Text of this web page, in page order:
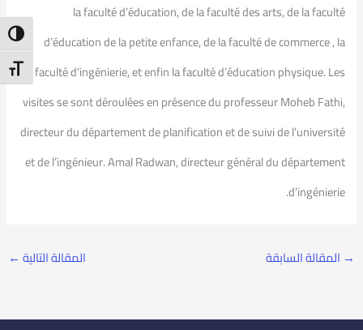
la faculté d’éducation, de la faculté des arts, de la faculté
d’éducation de la petite enfance, de la faculté de commerce , la
faculté d’ingénierie, et enfin la faculté d’éducation physique. Les
visites se sont déroulées en présence du professeur Moheb Fathi,
directeur du département de planification et de suivi de l’université
et de l’ingénieur. Amal Radwan, directeur général du département
d’ingénierie.
→ المقالة السابقة المقالة التالية ←